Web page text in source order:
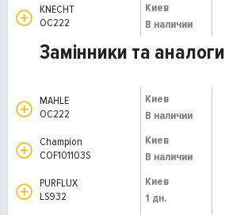
KNECHT
OC222
Киев
В наличии
Замінники та аналоги
MAHLE
OC222
Киев
В наличии
Champion
COF101103S
Киев
В наличии
PURFLUX
LS932
Киев
1 дн.